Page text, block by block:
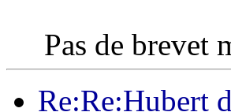
Pas de brevet
Re:Re:Hubert